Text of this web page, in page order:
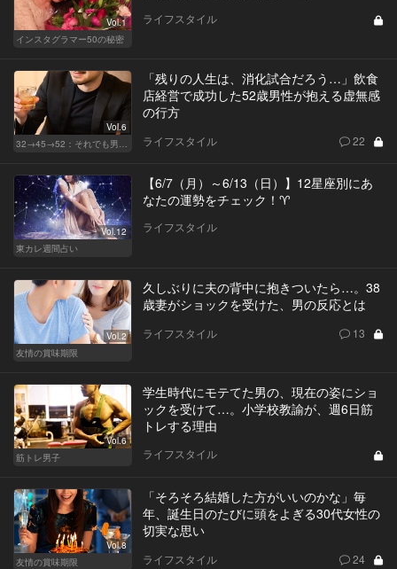
Vol.1
インスタグラマー50の秘密
ライフスタイル
Vol.6
「残りの人生は、消化試合だろう…」飲食
店経営で成功した52歳男性が抱える虚無感
の行方
ライフスタイル 22
Vol.12
東カレ週間占い
【6/7（月）～6/13（日）】12星座別にあ
なたの運勢をチェック！♈
ライフスタイル
Vol.2
友情の賞味期限
久しぶりに夫の背中に抱きついたら…。38
歳妻がショックを受けた、男の反応とは
ライフスタイル 13
Vol.6
筋トレ男子
学生時代にモテてた男の、現在の姿にショ
ックを受けて…。小学校教諭が、週6日筋
トレする理由
ライフスタイル
Vol.8
友情の賞味期限
「そろそろ結婚した方がいいのかな」毎
年、誕生日のたびに頭をよぎる30代女性の
切実な思い
ライフスタイル 24